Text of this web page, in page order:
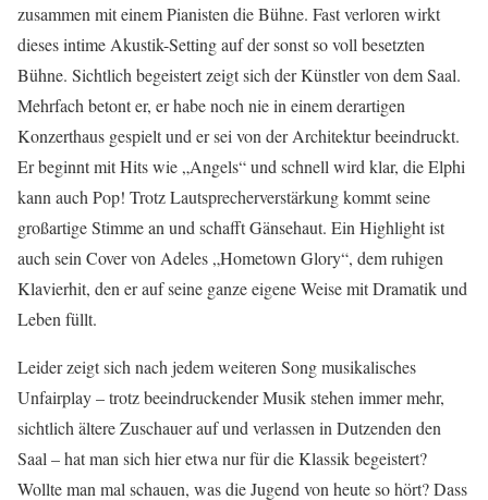
zusammen mit einem Pianisten die Bühne. Fast verloren wirkt
dieses intime Akustik-Setting auf der sonst so voll besetzten
Bühne. Sichtlich begeistert zeigt sich der Künstler von dem Saal.
Mehrfach betont er, er habe noch nie in einem derartigen
Konzerthaus gespielt und er sei von der Architektur beeindruckt.
Er beginnt mit Hits wie „Angels“ und schnell wird klar, die Elphi
kann auch Pop! Trotz Lautsprecherverstärkung kommt seine
großartige Stimme an und schafft Gänsehaut. Ein Highlight ist
auch sein Cover von Adeles „Hometown Glory“, dem ruhigen
Klavierhit, den er auf seine ganze eigene Weise mit Dramatik und
Leben füllt.
Leider zeigt sich nach jedem weiteren Song musikalisches
Unfairplay – trotz beeindruckender Musik stehen immer mehr,
sichtlich ältere Zuschauer auf und verlassen in Dutzenden den
Saal – hat man sich hier etwa nur für die Klassik begeistert?
Wollte man mal schauen, was die Jugend von heute so hört? Dass